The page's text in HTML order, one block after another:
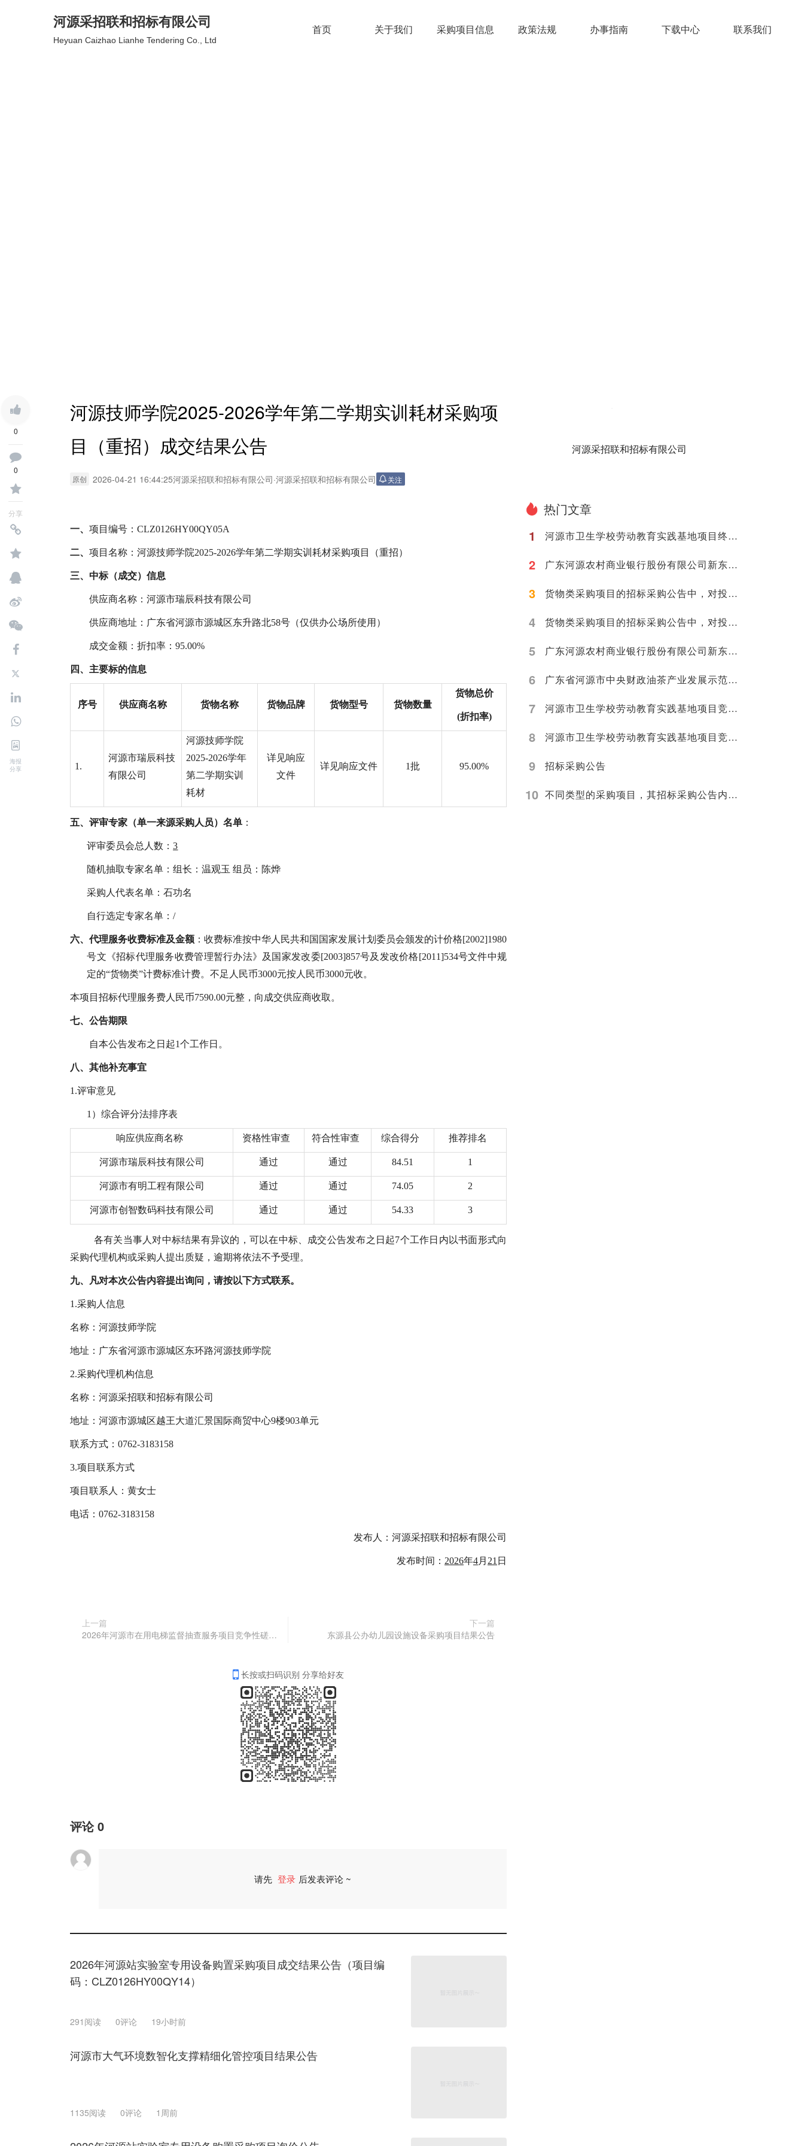
首页 关于我们 采购项目信息 政策法规 办事指南 下载中心 联系我们
河源采招联和招标有限公司
Heyuan Caizhao Lianhe Tendering Co., Ltd
0
0
分享
海报
分享
河源技师学院2025-2026学年第二学期实训耗材采购项
目（重招）成交结果公告
原创 2026-04-21 16:44:25河源采招联和招标有限公司·河源采招联和招标有限公司 关注
一、 项目编号 ：CLZ0126HY00QY05A
二、 项目名称：河源技师学院2025-2026学年第二学期实训耗材采购项目（重招）
三、 中标（成交）信息
供应商名称：河源市瑞辰科技有限公司
供应商地址：广东省河源市源城区东升路北58号（仅供办公场所使用）
成交金额： 折扣率 ： 95.00%
四、 主要标的信息
序号 供应商名称 货物名称 货物品牌 货物型号 货物数量
货物总价
(折扣率)
1.
河源市瑞辰科技
有限公司
河源技师学院
2025-2026学年
第二学期实训
耗材
详见响应
文件
详见响应文件 1批 95.00%
五、 评审专家（单一来源采购人员）名单 ：
评审委员会总人数：3
随机抽取专家名单：组长：温观玉 组员：陈烨
采购人代表名单：石功名
自行选定专家名单：/
六、 代理服务收费标准及金额 ：收费标准按中华人民共和国国家发展计划委员会颁发的计价格[2002]1980
号文《招标代理服务收费管理暂行办法》及国家发改委[2003]857号及发改价格[2011]534号文件中规
定的“货物类”计费标准计费。不足人民币3000元按人民币3000元收。
本项目招标代理服务费人民币7590.00元整 ， 向成交供应商收取。
七、 公告期限
自本公告发布之日起1个工作日。
八、 其他补充事宜
1.评审意见
1）综合评分法排序表
响应供应商名称 资格性审查 符合性审查 综合得分 推荐排名
河源市瑞辰科技有限公司 通过 通过 84.51 1
河源市有明工程有限公司 通过 通过 74.05 2
河源市创智数码科技有限公司 通过 通过 54.33 3
各有关当事人对中标结果有异议的，可以在中标、成交公告发布之日起7个工作日内以书面形式向
采购代理机构或采购人提出质疑，逾期将依法不予受理。
九、 凡对本次公告内容提出询问，请按以下方式联系。
1.采购人信息
名称： 河源技师学院
地址：广东省河源市源城区东环路河源技师学院
2.采购代理机构信息
名称： 河源采招联和招标有限公司
地址：河源市源城区越王大道汇景国际商贸中心9楼903单元
联系方式：0762-3183158
3.项目联系方式
项目联系人： 黄女士
电话： 0762-3183158
发布人： 河源采招联和招标有限公司
发布时间： 2026年4月 21 日
上一篇
2026年河源市在用电梯监督抽查服务项目竞争性磋商公告
下一篇
东源县公办幼儿园设施设备采购项目结果公告
长按或扫码识别 分享给好友
评论0
请先 登录 后发表评论 ~
2026年河源站实验室专用设备购置采购项目成交结果公告（项目编
码：CLZ0126HY00QY14）
291阅读 0评论 19小时前
河源市大气环境数智化支撑精细化管控项目结果公告
1135阅读 0评论 1周前
河源采招联和招标有限公司
热门文章
1
河源市卫生学校劳动教育实践基地项目终止公告
2 广东河源农村商业银行股份有限公司新东支行装修改造项目招标公告
3 货物类采购项目的招标采购公告中，对投标保证金的金额和形式有何规定？
4 货物类采购项目的招标采购公告中，对投标保证金的金额和形式有何规定？
5 广东河源农村商业银行股份有限公司新东支行装修改造 项目中标结果公告
6 广东省河源市中央财政油茶产业发展示范奖补项目——新丰江库区 2024 年油茶新造招标公告
7 河源市卫生学校劳动教育实践基地项目竞争性磋商公告
8 河源市卫生学校劳动教育实践基地项目竞争性磋商公告
9 招标采购公告
10 不同类型的采购项目，其招标采购公告内容要求有何区别？